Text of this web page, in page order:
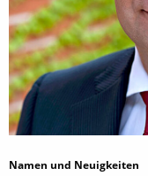
Namen und Neuigkeiten